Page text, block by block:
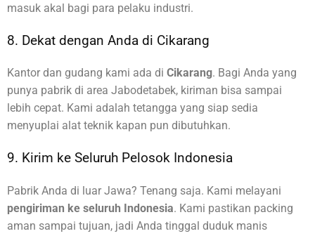
masuk akal bagi para pelaku industri.
8. Dekat dengan Anda di Cikarang
Kantor dan gudang kami ada di Cikarang. Bagi Anda yang
punya pabrik di area Jabodetabek, kiriman bisa sampai
lebih cepat. Kami adalah tetangga yang siap sedia
menyuplai alat teknik kapan pun dibutuhkan.
9. Kirim ke Seluruh Pelosok Indonesia
Pabrik Anda di luar Jawa? Tenang saja. Kami melayani
pengiriman ke seluruh Indonesia. Kami pastikan packing
aman sampai tujuan, jadi Anda tinggal duduk manis